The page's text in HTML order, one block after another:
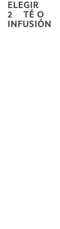
ELEGIR
2º TÉ O
INFUSIÓN